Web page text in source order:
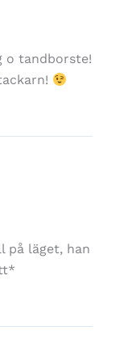
o tandborste!
på läget, han